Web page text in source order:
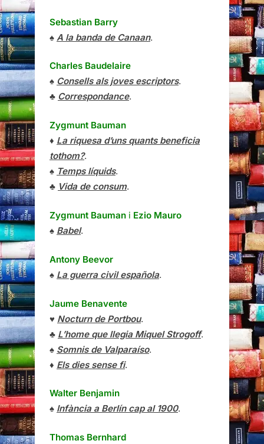
Sebastian Barry
♠ A la banda de Canaan.
Charles Baudelaire
♠ Consells als joves escriptors.
♣ Correspondance.
Zygmunt Bauman
♦ La riquesa d’uns quants beneficia
tothom?.
♠ Temps líquids.
♣ Vida de consum.
Zygmunt Bauman i Ezio Mauro
♠ Babel.
Antony Beevor
♠ La guerra civil española.
Jaume Benavente
♥ Nocturn de Portbou.
♣ L’home que llegia Miquel Strogoff.
♠ Somnis de Valparaíso.
♦ Els dies sense fi.
Walter Benjamin
♠ Infància a Berlín cap al 1900.
Thomas Bernhard